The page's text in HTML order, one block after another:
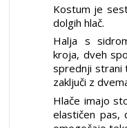
Kostum je
dolgih hlač.
Halja s
kroja, dveh
sprednji strani
zaključi z
Hlače imajo
elastičen pas,